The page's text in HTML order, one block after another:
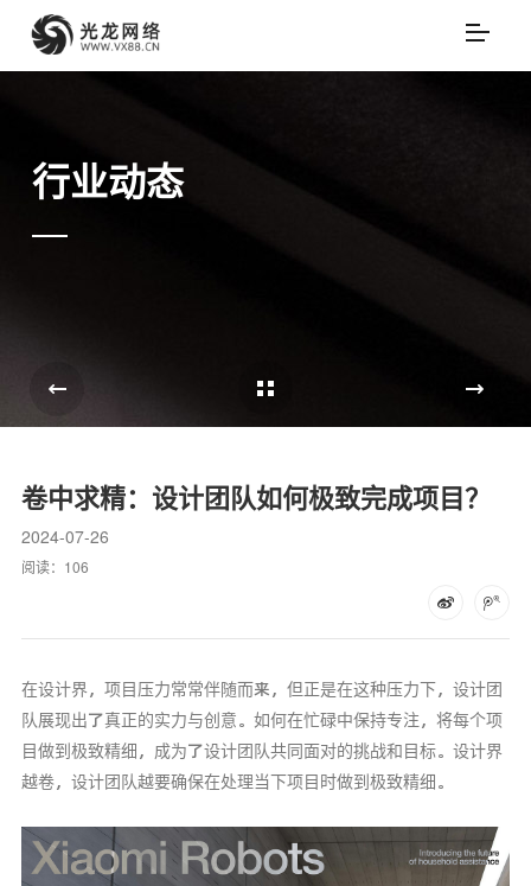
行业动态
卷中求精：设计团队如何极致完成项目？
2024-07-26
阅读： 106
在设计界，项目压力常常伴随而来，但正是在这种压力下，设计团
队展现出了真正的实力与创意。如何在忙碌中保持专注，将每个项
目做到极致精细，成为了设计团队共同面对的挑战和目标。设计界
越卷，设计团队越要确保在处理当下项目时做到极致精细。